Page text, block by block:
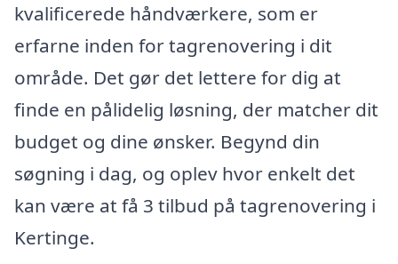
kvalificerede håndværkere, som er
erfarne inden for tagrenovering i dit
område. Det gør det lettere for dig at
finde en pålidelig løsning, der matcher dit
budget og dine ønsker. Begynd din
søgning i dag, og oplev hvor enkelt det
kan være at få 3 tilbud på tagrenovering i
Kertinge.